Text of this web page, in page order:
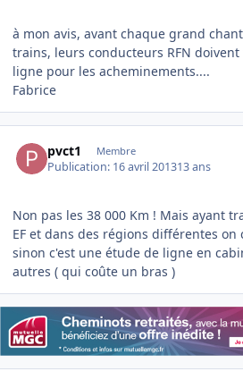
à mon avis, avant chaque grand
trains, leurs conducteurs RFN
ligne pour les acheminements....
Fabrice
pvct1 Membre
Publication: 16 avril 201313 ans
Non pas les 38 000 Km ! Mais ayant
EF et dans des régions différentes on
sinon c'est une étude de ligne en
autres ( qui coûte un bras )